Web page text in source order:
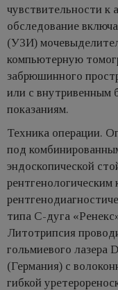
чувствительности к
обследование
(УЗИ)
компьютерную
забрюшинного
или с внутривенным
показаниям.
Техника операции.
под
эндоскопической
типа С-дуга
Литотрипсия
гольмиевого лазера
(Германия) с
гибкой